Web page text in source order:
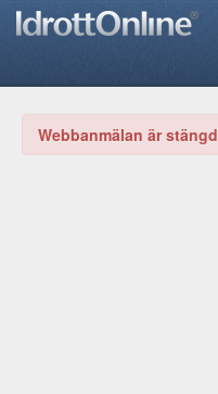
Webbanmälan är stängd